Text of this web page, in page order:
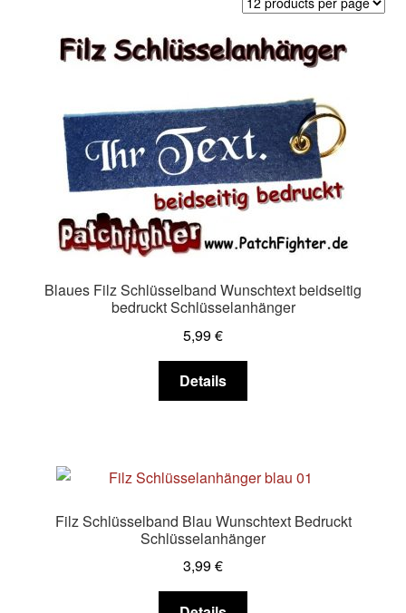
Blaues Filz Schlüsselband Wunschtext beidseitig
bedruckt Schlüsselanhänger
5,99€
Details
auf.
Optionen
können
der
Filz Schlüsselband Blau Wunschtext Bedruckt
Schlüsselanhänger
3,99€